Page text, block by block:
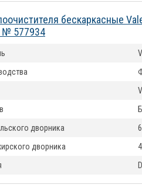
бескаркасные
№ 577934
дворника
дворника